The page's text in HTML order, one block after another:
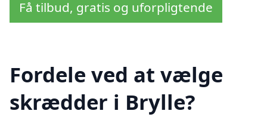
Få tilbud, gratis og uforpligtende
Fordele ved at vælge
skrædder i Brylle?